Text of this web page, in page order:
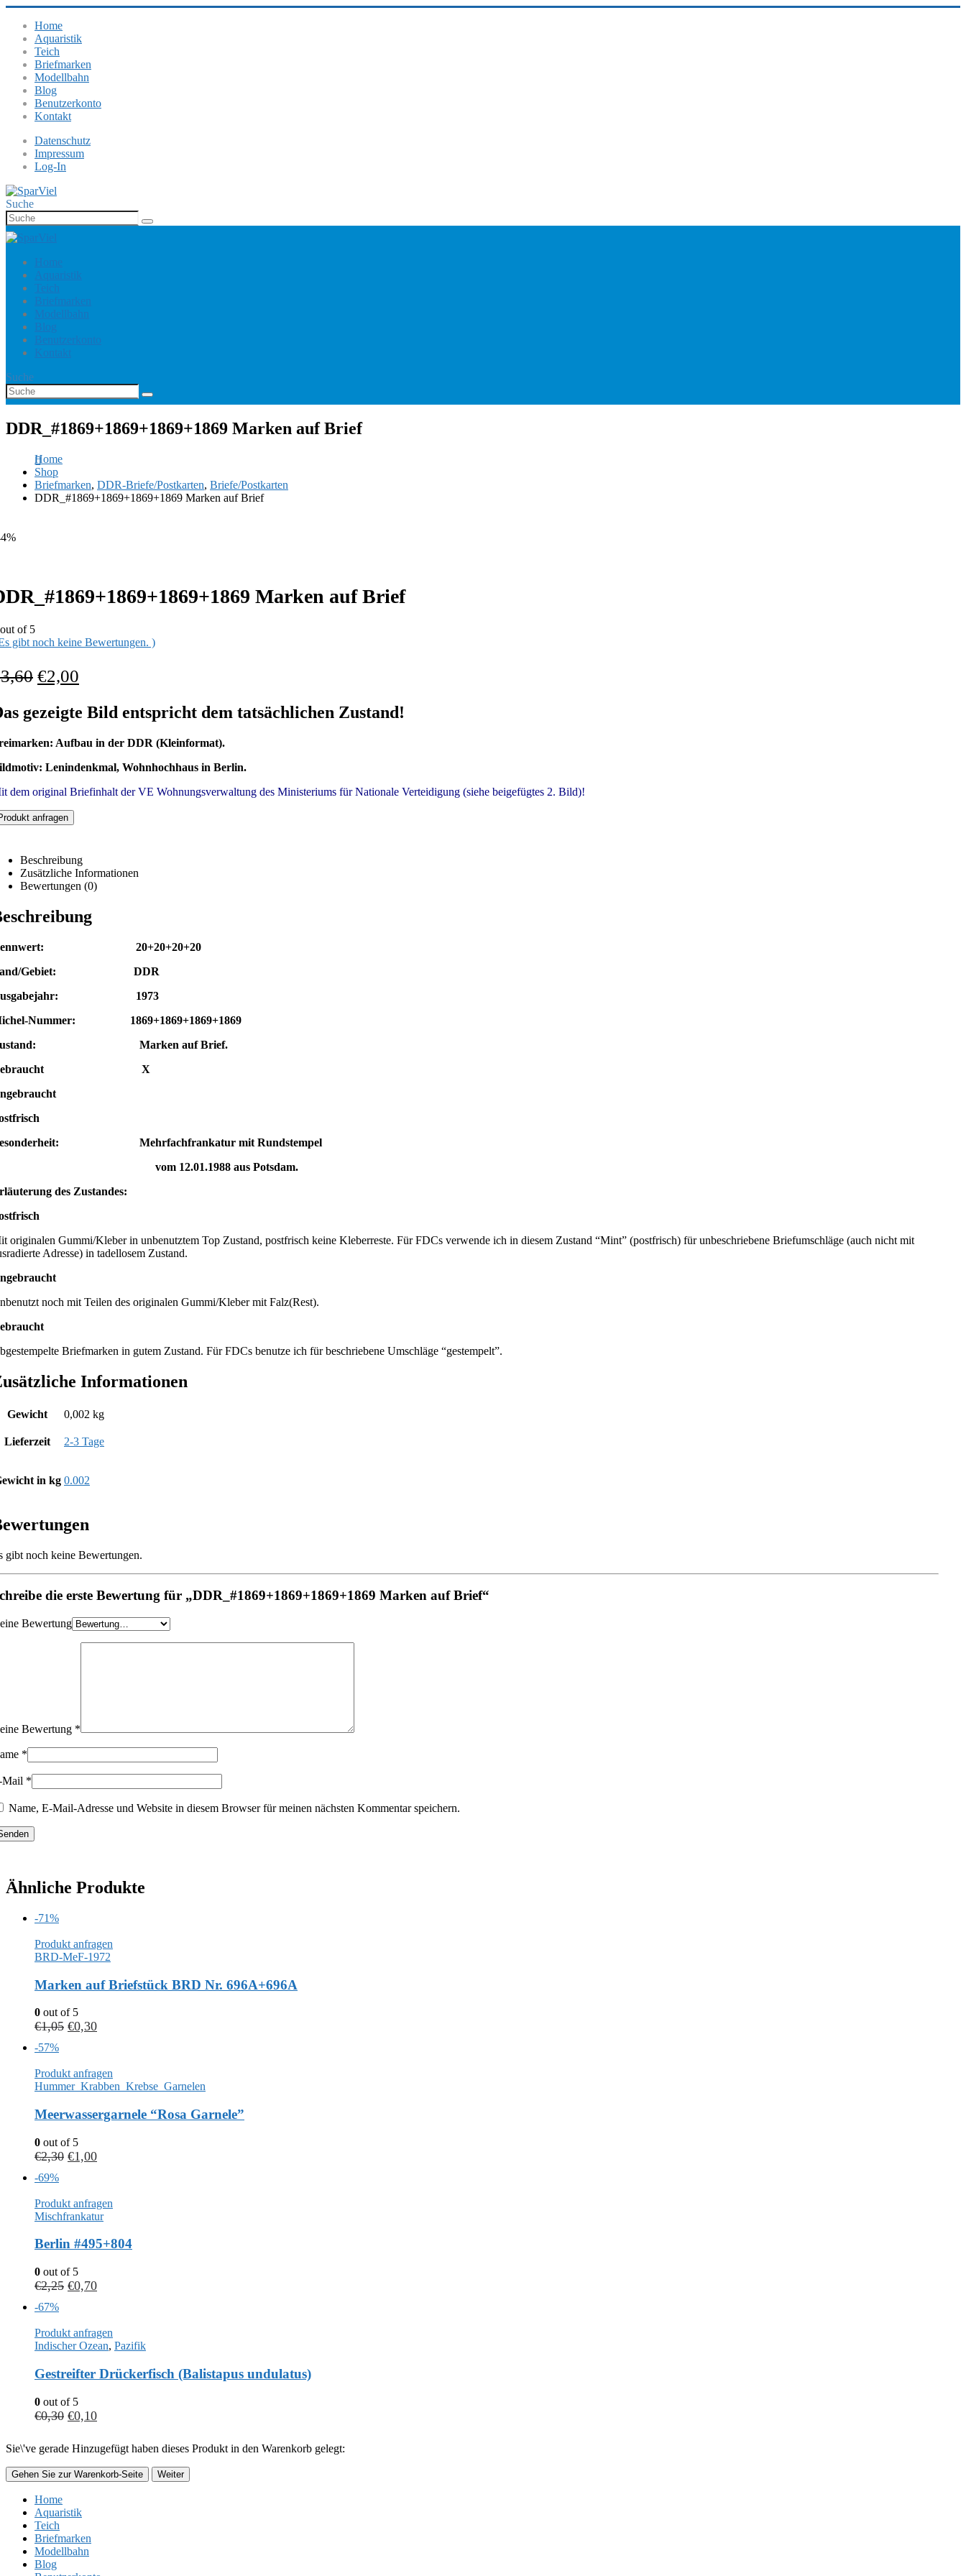
Home
Aquaristik
Teich
Briefmarken
Modellbahn
Blog
Benutzerkonto
Kontakt
Datenschutz
Impressum
Log-In
Suche
Home
Aquaristik
Teich
Briefmarken
Modellbahn
Blog
Benutzerkonto
Kontakt
Suche
DDR_#1869+1869+1869+1869 Marken auf Brief
Home
Shop
Briefmarken, DDR-Briefe/Postkarten, Briefe/Postkarten
DDR_#1869+1869+1869+1869 Marken auf Brief
Marken auf Brief
of 5
gibt noch keine Bewertungen. )
3,60 €2,00
gezeigte Bild entspricht dem tatsächlichen Zustand!
Aufbau in der DDR (Kleinformat).
Lenindenkmal, Wohnhochhaus in Berlin.
dem original Briefinhalt der VE Wohnungsverwaltung des Ministeriums für Nationale Verteidigung (siehe beigefügtes 2. Bild)!
anfragen
Beschreibung
Zusätzliche Informationen
Bewertungen (0)
20+20+20+20
Gebiet: DDR
1973
Nummer: 1869+1869+1869+1869
Marken auf Brief.
X
Mehrfachfrankatur mit Rundstempel
12.01.1988 aus Potsdam.
des Zustandes:
originalen Gummi/Kleber in unbenutztem Top Zustand, postfrisch keine Kleberreste. Für FDCs verwende ich in diesem Zustand “Mint” (postfrisch) für unbeschriebene Briefumschläge (auch nicht mit
Adresse) in tadellosem Zustand.
noch mit Teilen des originalen Gummi/Kleber mit Falz(Rest).
Briefmarken in gutem Zustand. Für FDCs benutze ich für beschriebene Umschläge “gestempelt”.
Informationen
Gewicht 0,002 kg
Lieferzeit 2-3 Tage
in kg 0.002
gibt noch keine Bewertungen.
die erste Bewertung für „DDR_#1869+1869+1869+1869 Marken auf Brief“
Bewertung
Bewertung *
*
Mail *
Name, E-Mail-Adresse und Website in diesem Browser für meinen nächsten Kommentar speichern.
Ähnliche Produkte
-71%
Produkt anfragen
BRD-MeF-1972
Marken auf Briefstück BRD Nr. 696A+696A
0 out of 5
€1,05 €0,30
-57%
Produkt anfragen
Hummer_Krabben_Krebse_Garnelen
Meerwassergarnele “Rosa Garnele”
0 out of 5
€2,30 €1,00
-69%
Produkt anfragen
Mischfrankatur
Berlin #495+804
0 out of 5
€2,25 €0,70
-67%
Produkt anfragen
Indischer Ozean, Pazifik
Gestreifter Drückerfisch (Balistapus undulatus)
0 out of 5
€0,30 €0,10
Sie\'ve gerade Hinzugefügt haben dieses Produkt in den Warenkorb gelegt:
Gehen Sie zur Warenkorb-Seite Weiter
Home
Aquaristik
Teich
Briefmarken
Modellbahn
Blog